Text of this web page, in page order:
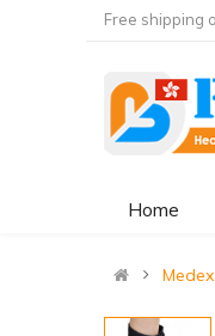
Free shipping
Home